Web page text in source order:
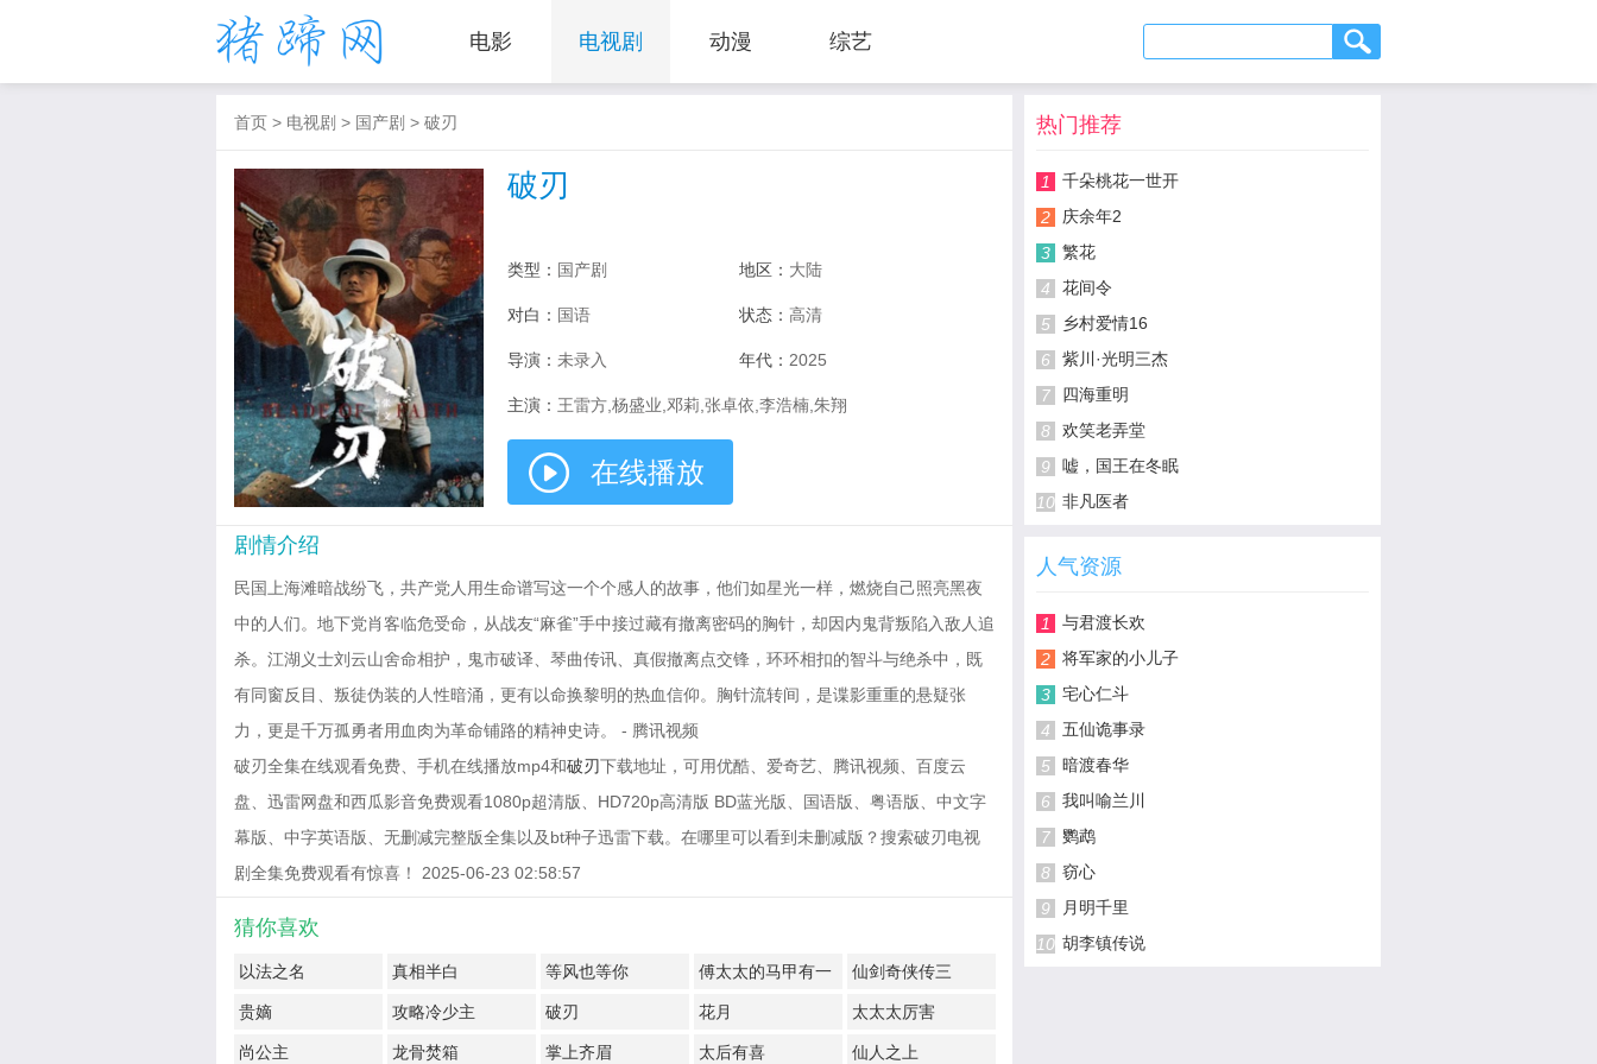
电影 电视剧 动漫 综艺
首页 > 电视剧 > 国产剧 > 破刃
破刃
类型： 国产剧 地区： 大陆
对白： 国语 状态： 高清
导演： 未录入 年代： 2025
主演： 王雷方,杨盛业,邓莉,张卓依,李浩楠,朱翔
在线播放
剧情介绍
民国上海滩暗战纷飞，共产党人用生命谱写这一个个感人的故事，他们如星光一样，燃烧自己照亮黑夜
中的人们。地下党肖客临危受命，从战友“麻雀”手中接过藏有撤离密码的胸针，却因内鬼背叛陷入敌人追
杀。江湖义士刘云山舍命相护，鬼市破译、琴曲传讯、真假撤离点交锋，环环相扣的智斗与绝杀中，既
有同窗反目、叛徒伪装的人性暗涌，更有以命换黎明的热血信仰。胸针流转间，是谍影重重的悬疑张
力，更是千万孤勇者用血肉为革命铺路的精神史诗。 - 腾讯视频
破刃全集在线观看免费、手机在线播放mp4和破刃下载地址，可用优酷、爱奇艺、腾讯视频、百度云
盘、迅雷网盘和西瓜影音免费观看1080p超清版、HD720p高清版 BD蓝光版、国语版、粤语版、中文字
幕版、中字英语版、无删减完整版全集以及bt种子迅雷下载。在哪里可以看到未删减版？搜索破刃电视
剧全集免费观看有惊喜！ 2025-06-23 02:58:57
猜你喜欢
以法之名 真相半白 等风也等你
傅太太的马甲有一
点多
仙剑奇侠传三
贵嫡 攻略冷少主 破刃 花月 太太太厉害
尚公主 龙骨焚箱 掌上齐眉 太后有喜 仙人之上
热门推荐
1
千朵桃花一世开
2
庆余年2
3
繁花
4
花间令
5
乡村爱情16
6
紫川·光明三杰
7
四海重明
8
欢笑老弄堂
9
嘘，国王在冬眠
10 非凡医者
人气资源
1
与君渡长欢
2
将军家的小儿子
3
宅心仁斗
4
五仙诡事录
5
暗渡春华
6
我叫喻兰川
7
鹦鹉
8
窃心
9
月明千里
10 胡李镇传说